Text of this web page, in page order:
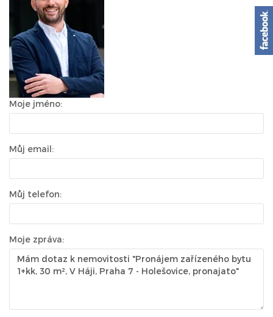
Moje jméno:
Můj email:
Můj telefon:
Moje zpráva: